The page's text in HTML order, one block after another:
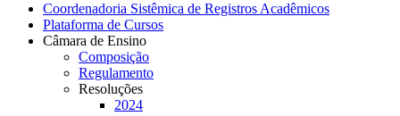
Coordenadoria Sistêmica de Registros Acadêmicos
Plataforma de Cursos
Câmara de Ensino
Composição
Regulamento
Resoluções
2024